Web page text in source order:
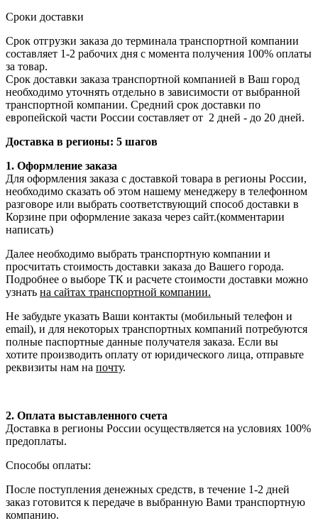
Сроки доставки
Срок отгрузки заказа до терминала транспортной компании
составляет 1-2 рабочих дня с момента получения 100% оплаты
за товар.
Срок доставки заказа транспортной компанией в Ваш город
необходимо уточнять отдельно в зависимости от выбранной
транспортной компании. Средний срок доставки по
европейской части России составляет от 2 дней - до 20 дней.
Доставка в регионы: 5 шагов
1. Оформление заказа
Для оформления заказа с доставкой товара в регионы России,
необходимо сказать об этом нашему менеджеру в телефонном
разговоре или выбрать соответствующий способ доставки в
Корзине при оформление заказа через сайт.(комментарии
написать)
Далее необходимо выбрать транспортную компании и
просчитать стоимость доставки заказа до Вашего города.
Подробнее о выборе ТК и расчете стоимости доставки можно
узнать на сайтах транспортной компании.
Не забудьте указать Ваши контакты (мобильный телефон и
email), и для некоторых транспортных компаний потребуются
полные паспортные данные получателя заказа. Если вы
хотите производить оплату от юридического лица, отправьте
реквизиты нам на почту.
2. Оплата выставленного счета
Доставка в регионы России осуществляется на условиях 100%
предоплаты.
Способы оплаты:
После поступления денежных средств, в течение 1-2 дней
заказ готовится к передаче в выбранную Вами транспортную
компанию.